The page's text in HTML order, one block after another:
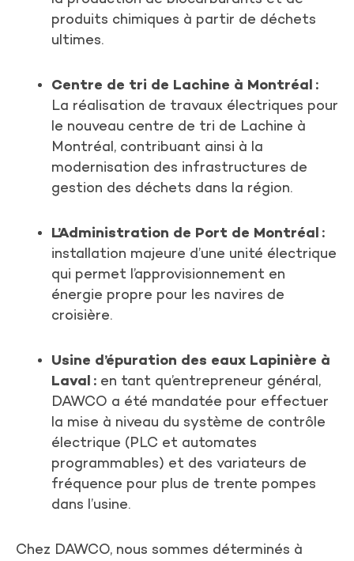
produits chimiques à partir de déchets
ultimes.
Centre de tri de Lachine à Montréal :
La réalisation de travaux électriques pour
le nouveau centre de tri de Lachine à
Montréal, contribuant ainsi à la
modernisation des infrastructures de
gestion des déchets dans la région.
L’Administration de Port de Montréal :
installation majeure d’une unité électrique
qui permet l’approvisionnement en
énergie propre pour les navires de
croisière.
Usine d’épuration des eaux Lapinière à
Laval : en tant qu’entrepreneur général,
DAWCO a été mandatée pour effectuer
la mise à niveau du système de contrôle
électrique (PLC et automates
programmables) et des variateurs de
fréquence pour plus de trente pompes
dans l’usine.
Chez DAWCO, nous sommes déterminés à